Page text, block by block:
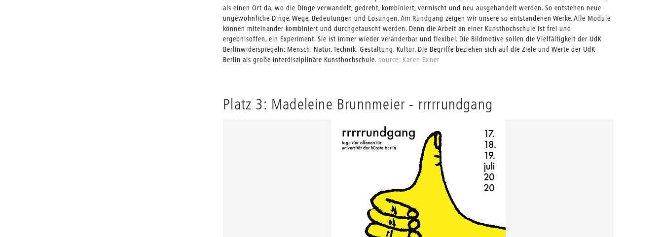
als einen Ort da, wo die Dinge verwandelt, gedreht, kombiniert, vermischt und neu ausgehandelt werden. So entstehen neue
ungewöhnliche Dinge, Wege, Bedeutungen und Lösungen. Am Rundgang zeigen wir unsere so entstandenen Werke. Alle Module
können miteinander kombiniert und durchgetauscht werden. Denn die Arbeit an einer Kunsthochschule ist frei und
ergebnisoffen, ein Experiment. Sie ist immer wieder veränderbar und flexibel. Die Bildmotive sollen die Vielfältigkeit der UdK
Berlinwiderspiegeln: Mensch, Natur, Technik, Gestaltung, Kultur. Die Begriffe beziehen sich auf die Ziele und Werte der UdK
Berlin als große interdisziplinäre Kunsthochschule. source: Karen Exner
Platz 3: Madeleine Brunnmeier - rrrrrundgang